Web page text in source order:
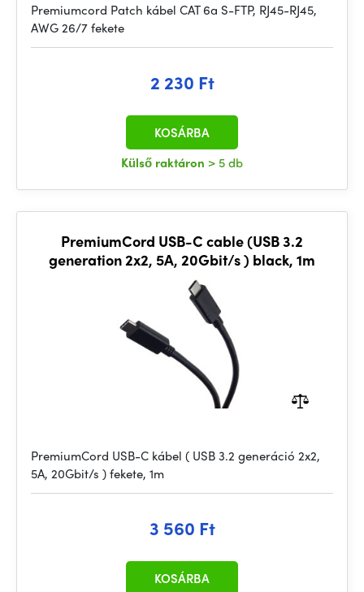
Premiumcord Patch kábel CAT 6a S-FTP, RJ45-RJ45,
AWG 26/7 fekete
2 230 Ft
Külső raktáron > 5 db
KOSÁRBA
PremiumCord USB-C cable (USB 3.2
generation 2x2, 5A, 20Gbit/s ) black, 1m
PremiumCord USB-C kábel ( USB 3.2 generáció 2x2,
5A, 20Gbit/s ) fekete, 1m
3 560 Ft
KOSÁRBA